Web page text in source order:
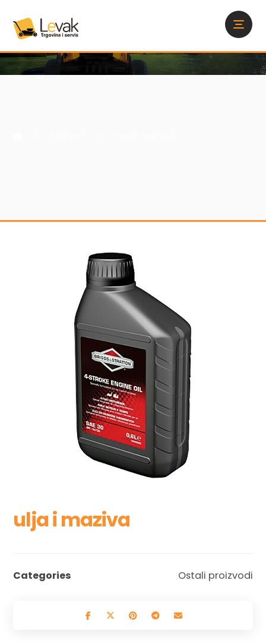
ulja i maziva
Categories Ostali proizvodi